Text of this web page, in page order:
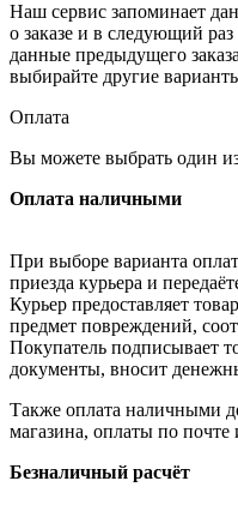
Наш сервис запоминает
о заказе и в следующий
данные предыдущего
выбирайте другие
Оплата
Вы можете выбрать один
Оплата наличными
При выборе варианта
приезда курьера и
Курьер предоставляет
предмет повреждений,
Покупатель подписывает
документы, вносит
Также оплата наличными
магазина, оплаты по почте
Безналичный расчёт